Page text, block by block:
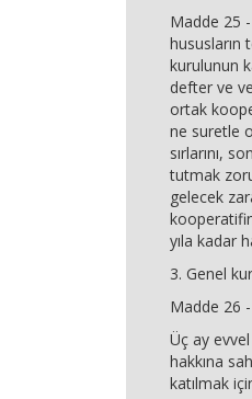
Madde 25
hususların
kurulunun
defter ve
ortak
ne suretle
sırlarını,
tutmak
gelecek
yıla kadar
3. Genel
Madde 26
Üç ay
hakkına
katılmak